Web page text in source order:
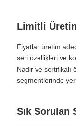
Limitli
Fiyatlar üretim
seri özellikleri ve
Nadir ve sertifikalı
segmentlerinde yer
Sık Sorulan